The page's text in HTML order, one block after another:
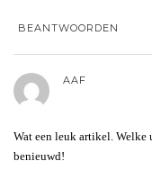
BEANTWOORDEN
AAF
Wat een leuk artikel.
benieuwd!